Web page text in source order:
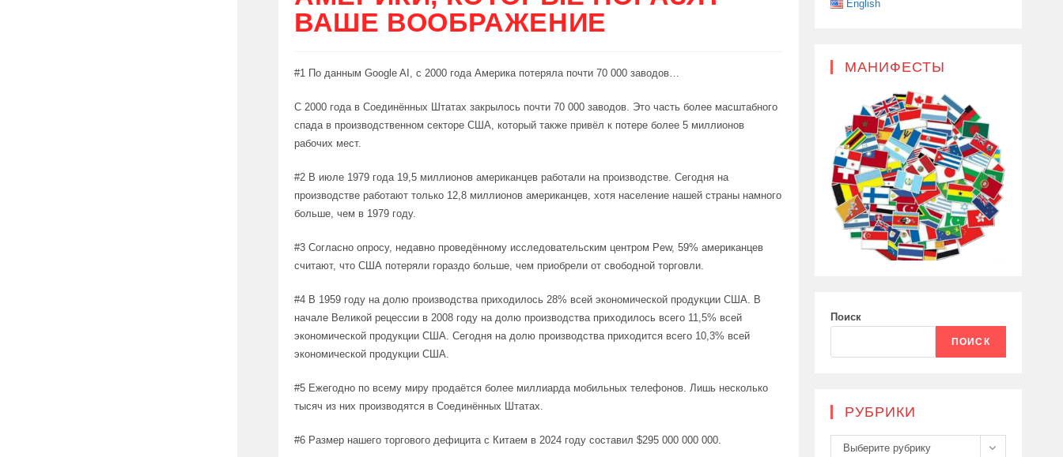
ВАШЕ ВООБРАЖЕНИЕ
#1 По данным Google AI, с 2000 года Америка потеряла почти 70 000 заводов…
С 2000 года в Соединённых Штатах закрылось почти 70 000 заводов. Это часть более масштабного
спада в производственном секторе США, который также привёл к потере более 5 миллионов
рабочих мест.
#2 В июле 1979 года 19,5 миллионов американцев работали на производстве. Сегодня на
производстве работают только 12,8 миллионов американцев, хотя население нашей страны намного
больше, чем в 1979 году.
#3 Согласно опросу, недавно проведённому исследовательским центром Pew, 59% американцев
считают, что США потеряли гораздо больше, чем приобрели от свободной торговли.
#4 В 1959 году на долю производства приходилось 28% всей экономической продукции США. В
начале Великой рецессии в 2008 году на долю производства приходилось всего 11,5% всей
экономической продукции США. Сегодня на долю производства приходится всего 10,3% всей
экономической продукции США.
#5 Ежегодно по всему миру продаётся более миллиарда мобильных телефонов. Лишь несколько
тысяч из них производятся в Соединённых Штатах.
#6 Размер нашего торгового дефицита с Китаем в 2024 году составил $295 000 000 000.
English
МАНИФЕСТЫ
Поиск
ПОИСК
РУБРИКИ
Рубрики
Выберите рубрику